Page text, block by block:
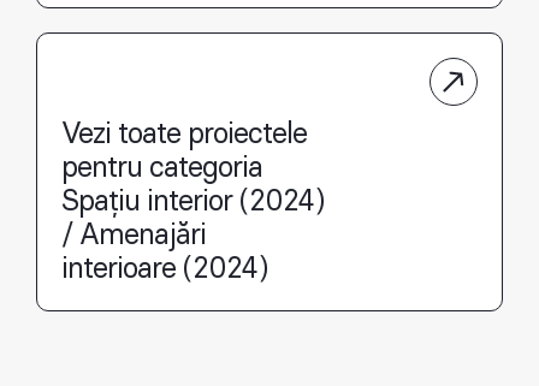
Vezi toate proiectele
pentru categoria
Spațiu interior (2024)
/ Amenajări
interioare (2024)